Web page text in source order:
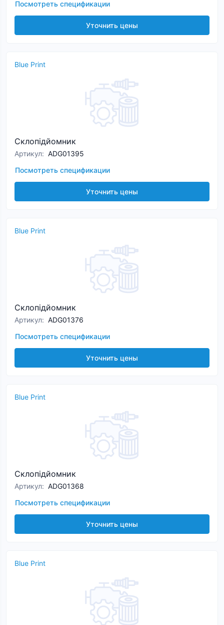
Посмотреть спецификации
Уточнить цены
Blue Print
Склопідйомник
Артикул: ADG01395
Посмотреть спецификации
Уточнить цены
Blue Print
Склопідйомник
Артикул: ADG01376
Посмотреть спецификации
Уточнить цены
Blue Print
Склопідйомник
Артикул: ADG01368
Посмотреть спецификации
Уточнить цены
Blue Print